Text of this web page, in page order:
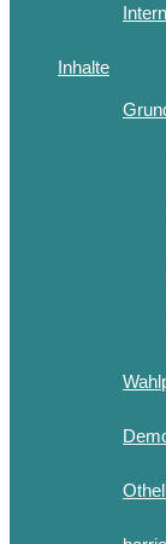
Inhalte